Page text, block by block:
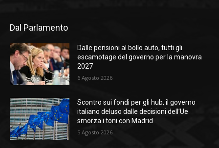
Dal Parlamento
Dalle pensioni al bollo auto, tutti gli
escamotage del governo per la manovra
2027
6 Agosto 2026
Scontro sui fondi per gli hub, il governo
italiano deluso dalle decisioni dell’Ue
smorza i toni con Madrid
5 Agosto 2026